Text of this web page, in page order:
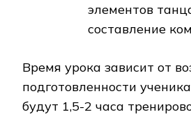
элементов
составление
Время урока зависит от
подготовленности
будут 1,5-2 часа